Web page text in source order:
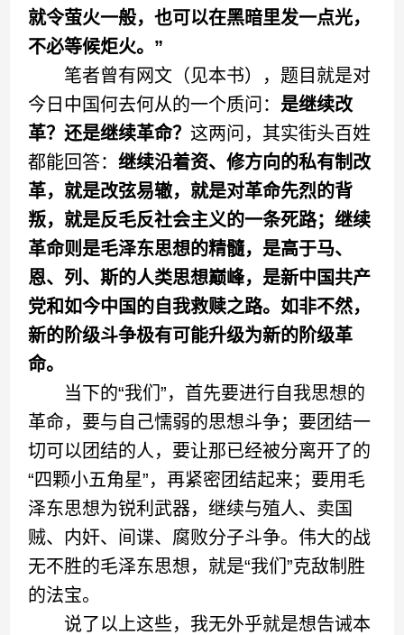
就令萤火一般，也可以在黑暗里发一点光，
不必等候炬火。”
笔者曾有网文（见本书），题目就是对
今日中国何去何从的一个质问： 是继续改
革？还是继续革命？ 这两问，其实街头百姓
都能回答：继续沿着资、修方向的私有制改
革，就是改弦易辙，就是对革命先烈的背
叛，就是反毛反社会主义的一条死路；继续
革命则是毛泽东思想的精髓，是高于马、
恩、列、斯的人类思想巅峰，是新中国共产
党和如今中国的自我救赎之路。如非不然，
新的阶级斗争极有可能升级为新的阶级革
命。
当下的“我们”，首先要进行自我思想的
革命，要与自己懦弱的思想斗争；要团结一
切可以团结的人，要让那已经被分离开了的
“四颗小五角星”，再紧密团结起来；要用毛
泽东思想为锐利武器，继续与殖人、卖国
贼、内奸、间谍、腐败分子斗争。伟大的战
无不胜的毛泽东思想，就是“我们”克敌制胜
的法宝。
说了以上这些，我无外乎就是想告诫本